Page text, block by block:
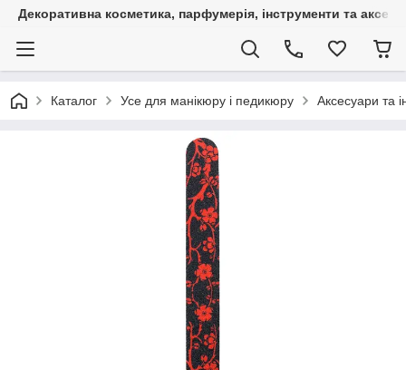
Декоративна косметика, парфумерія, інструменти та
Каталог Усе для манікюру і педикюру Аксесуари та